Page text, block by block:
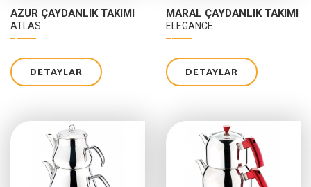
AZUR ÇAYDANLIK TAKIMI
ATLAS
DETAYLAR
MARAL ÇAYDANLIK TAKIMI
ELEGANCE
DETAYLAR